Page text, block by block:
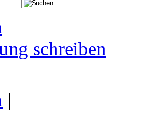
schreiben
|